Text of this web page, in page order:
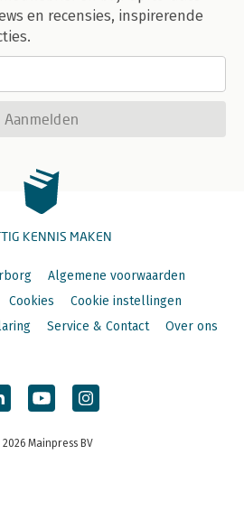
en recensies, inspirerende
Aanmelden
KENNIS MAKEN
Algemene voorwaarden
Cookies
Cookie instellingen
Service & Contact Over ons
Mainpress BV